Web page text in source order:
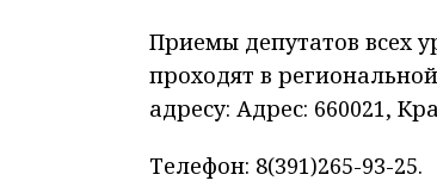
Приемы депутатов всех
проходят в
адресу: Адрес: 660021,
Телефон: 8(391)265-93-25.